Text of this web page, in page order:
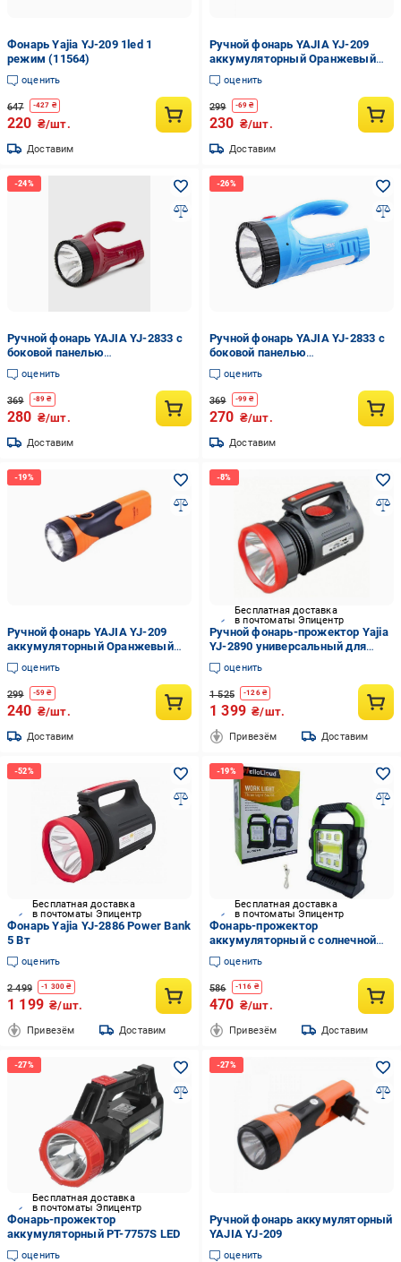
Фонарь Yajia YJ-209 1led 1
режим (11564)
оценить
647 -427 ₴
220 ₴/шт.
Доставим
Ручной фонарь YAJIA YJ-209
аккумуляторный Оранжевый
(13010681)
оценить
299 -69 ₴
230 ₴/шт.
Доставим
Ручной фонарь YAJIA YJ-2833 с
боковой панелью
аккумуляторный Красный
(13011876)
оценить
369 -89 ₴
280 ₴/шт.
Доставим
Ручной фонарь YAJIA YJ-2833 с
боковой панелью
аккумуляторный Синий
(13011785)
оценить
369 -99 ₴
270 ₴/шт.
Доставим
Ручной фонарь YAJIA YJ-209
аккумуляторный Оранжевый
(13010701)
оценить
299 -59 ₴
240 ₴/шт.
Доставим
Бесплатная доставка
в почтоматы Эпицентр
Ручной фонарь-прожектор Yajia
YJ-2890 универсальный для
кемпинга с FM радио Черный
оценить
1 525 -126₴
1 399 ₴/шт.
Привезём Доставим
Бесплатная доставка
в почтоматы Эпицентр
Фонарь Yajia YJ-2886 Power Bank
5 Вт
оценить
2 499 -1 300 ₴
1 199 ₴/шт.
Привезём Доставим
Бесплатная доставка
в почтоматы Эпицентр
Фонарь-прожектор
аккумуляторный с солнечной
панелью и повербанком Hello
Cloud HC-7078-В
оценить
586 -116 ₴
470 ₴/шт.
Привезём Доставим
Бесплатная доставка
в почтоматы Эпицентр
Фонарь-прожектор
аккумуляторный PT-7757S LED
оценить
Ручной фонарь аккумуляторный
YAJIA YJ-209
оценить